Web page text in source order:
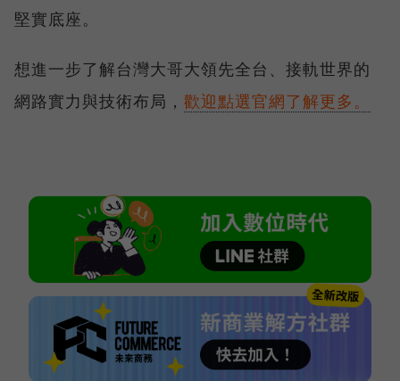
堅實底座。
想進一步了解台灣大哥大領先全台、接軌世界的
網路實力與技術布局， 歡迎點選官網了解更多。